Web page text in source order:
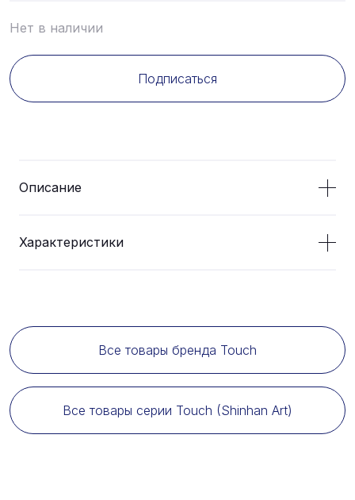
Нет в наличии
Подписаться
Описание
Характеристики
Все товары бренда Touch
Все товары серии Touch (Shinhan Art)